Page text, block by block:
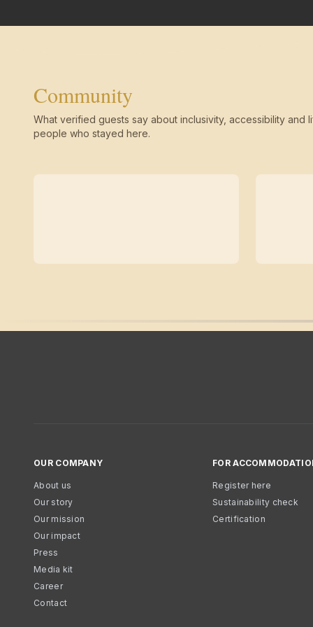
Community
What verified guests say about inclusivity, accessibility and
people who stayed here.
OUR COMPANY
About us
Our story
Our mission
Our impact
Press
Media kit
Career
Contact
FOR
Register here
Sustainability check
Certification